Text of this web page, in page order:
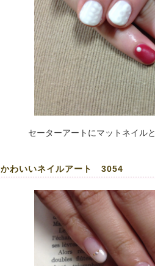
セーターアートにマットネイル
かわいいネイルアート 3054